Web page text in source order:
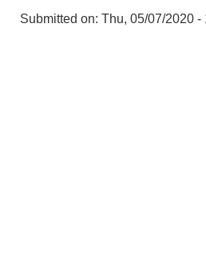
Submitted on: Thu, 05/07/2020 -